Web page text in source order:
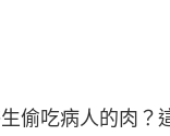
偷吃病人的肉？